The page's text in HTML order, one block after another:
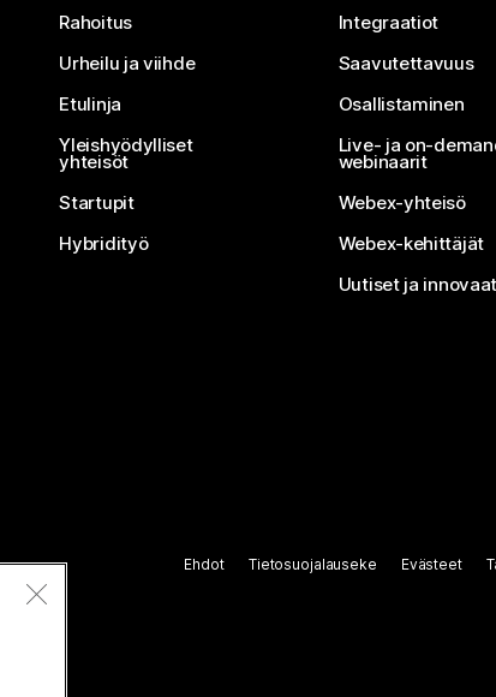
Rahoitus
Urheilu ja viihde
Etulinja
Yleishyödylliset
yhteisöt
Startupit
Hybridityö
Integraatiot
Saavutettavuus
Osallistaminen
Live- ja on-
webinaarit
Webex-yhteisö
Webex-kehittäjät
Uutiset ja
Ehdot Tietosuojalauseke Evästeet